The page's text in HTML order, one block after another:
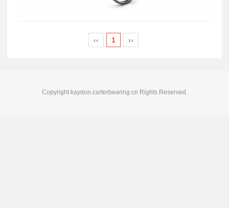
‹‹ 1 ››
Copyright kaydon.carterbearing.cn Rights Reserved.